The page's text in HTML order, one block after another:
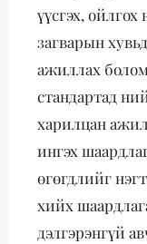
үүсгэх, ойлгох
загварын
ажиллах
стандартад
харилцан
ингэх
өгөгдлийг
хийх
дэлгэрэнгүй